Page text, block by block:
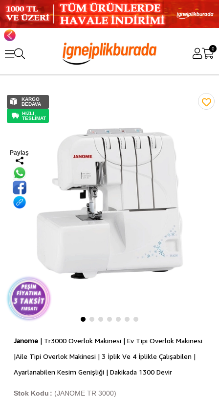
0
KARGO
BEDAVA
HIZLI
TESLİMAT
Paylaş
Janome| Tr3000 Overlok Makinesi | Ev Tipi Overlok Makinesi
|Aile Tipi Overlok Makinesi | 3 İplik Ve 4 İplikle Çalışabilen |
Ayarlanabilen Kesim Genişliği | Dakikada 1300 Devir
(JANOME TR 3000)
Stok Kodu